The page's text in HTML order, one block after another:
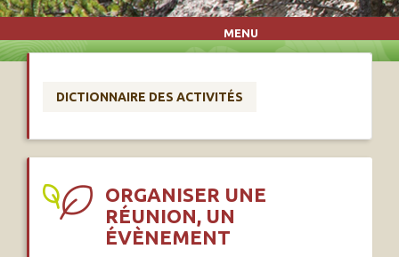
MENU
DICTIONNAIRE DES ACTIVITÉS
ORGANISER UNE
RÉUNION, UN
ÉVÈNEMENT